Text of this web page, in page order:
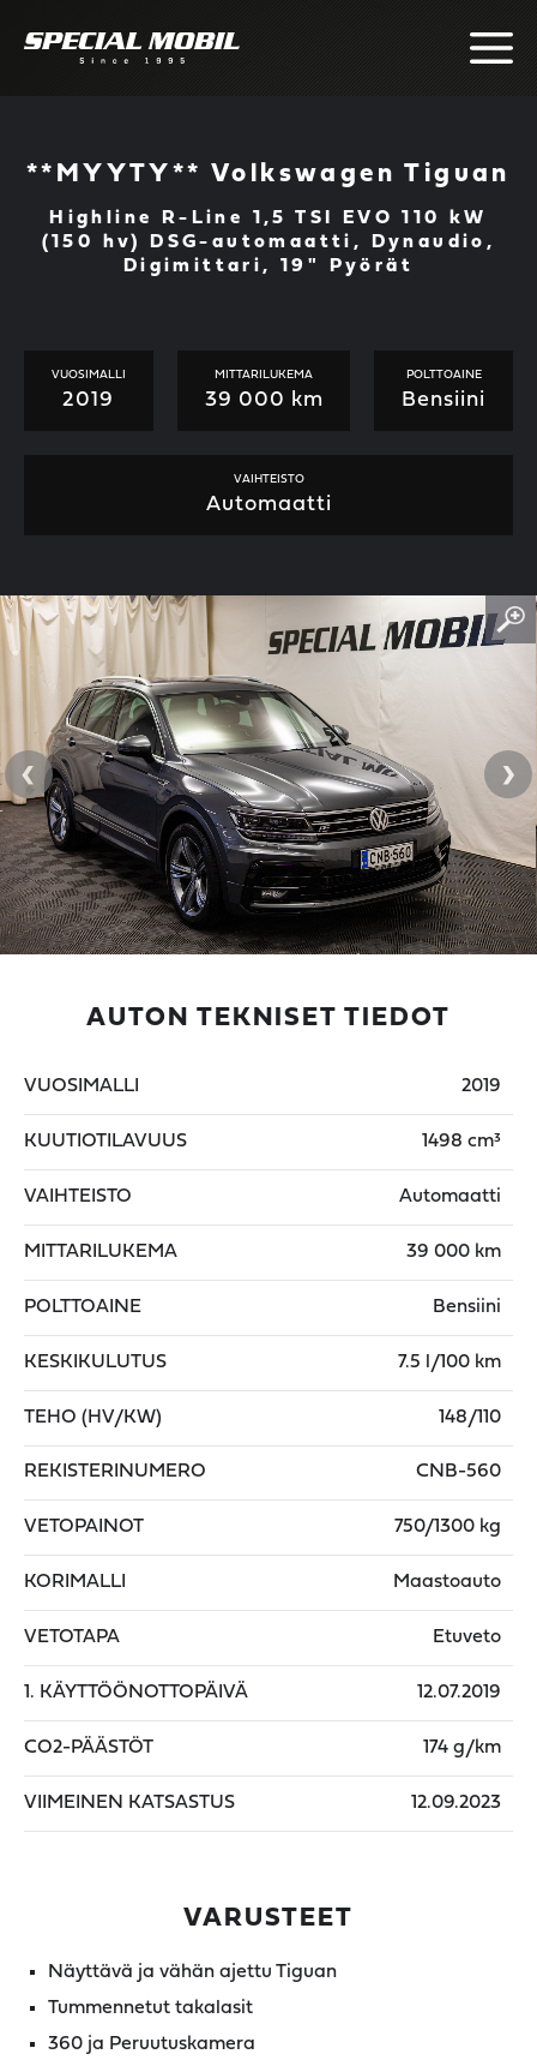
**MYYTY** Volkswagen Tiguan
Highline R-Line 1,5 TSI EVO 110 kW
(150 hv) DSG-automaatti, Dynaudio,
Digimittari, 19" Pyörät
VUOSIMALLI
2019
MITTARILUKEMA
39 000 km
POLTTOAINE
Bensiini
VAIHTEISTO
Automaatti
‹ ›
AUTON TEKNISET TIEDOT
VUOSIMALLI 2019
KUUTIOTILAVUUS 1498 cm³
VAIHTEISTO Automaatti
MITTARILUKEMA 39 000 km
POLTTOAINE Bensiini
KESKIKULUTUS 7.5 l/100 km
TEHO (HV/KW) 148/110
REKISTERINUMERO CNB-560
VETOPAINOT 750/1300 kg
KORIMALLI Maastoauto
VETOTAPA Etuveto
1. KÄYTTÖÖNOTTOPÄIVÄ 12.07.2019
CO2-PÄÄSTÖT 174 g/km
VIIMEINEN KATSASTUS 12.09.2023
VARUSTEET
Näyttävä ja vähän ajettu Tiguan
Tummennetut takalasit
360 ja Peruutuskamera